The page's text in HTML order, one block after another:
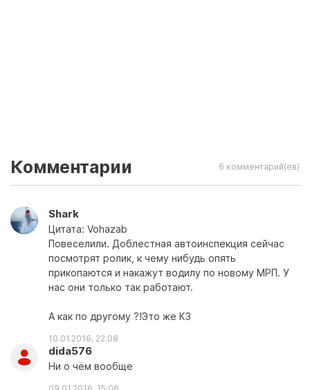
Комментарии 6 комментарий(ев)
Shark
Цитата: Vohazab
Повеселили. Доблестная автоинспекция сейчас
посмотрят ролик, к чему нибудь опять
прикопаются и накажут водилу по новому МРП. У
нас они только так работают.
А как по другому ?!Это же КЗ
10.01.2016, 22:08
dida576
Ни о чём вообще